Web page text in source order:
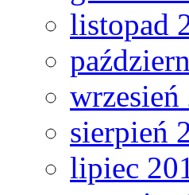
listopad
wrzesień
sierpień
lipiec